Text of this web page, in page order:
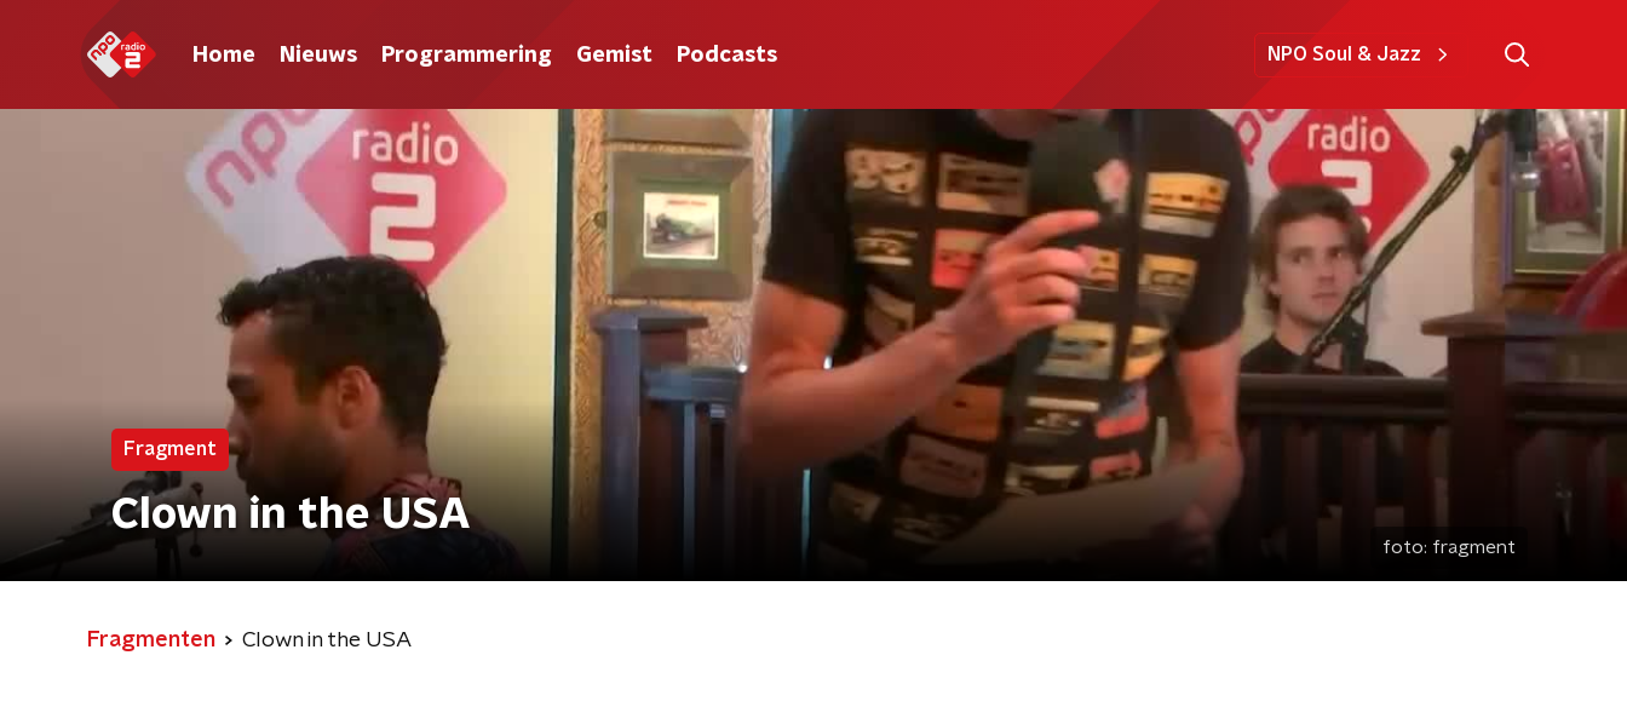
Home Nieuws Programmering Gemist Podcasts NPO Soul & Jazz
Fragment
Clown in the USA
foto: fragment
Fragmenten Clown in the USA